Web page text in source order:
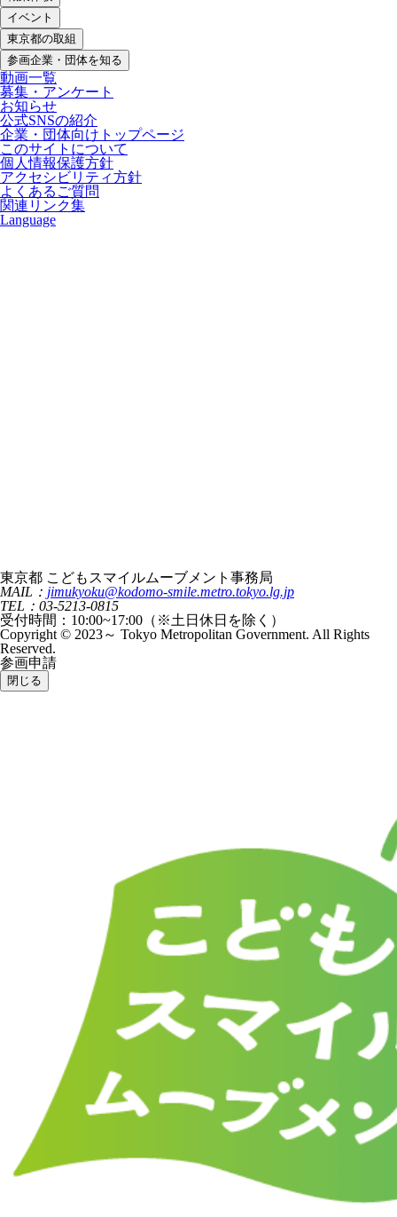
イベント
東京都の取組
参画企業・団体を知る
動画一覧
募集・アンケート
お知らせ
公式SNSの紹介
企業・団体向けトップページ
このサイトについて
個人情報保護方針
アクセシビリティ方針
よくあるご質問
関連リンク集
Language
東京都 こどもスマイルムーブメント事務局
MAIL： jimukyoku@kodomo-smile.metro.tokyo.lg.jp
TEL：03-5213-0815
受付時間：10:00~17:00（※土日休日を除く）
Copyright © 2023～ Tokyo Metropolitan Government. All Rights
Reserved.
参画申請
閉じる